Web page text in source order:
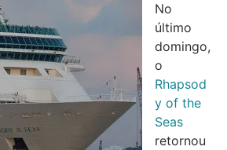
No
último
domingo,
o
Rhapsod
y of the
Seas
retornou